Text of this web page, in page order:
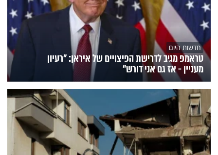
חדשות היום
טראמפ מגיב לדרישת הפיצויים של איראן: "רעיון
מעניין - אז גם אני דורש"